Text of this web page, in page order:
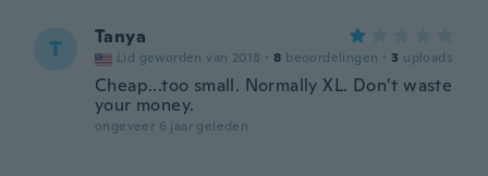
T Tanya
Lid geworden van 2018 · 8 beoordelingen · 3 uploads
Cheap...too small. Normally XL. Don’t waste
your money.
ongeveer 6 jaar geleden